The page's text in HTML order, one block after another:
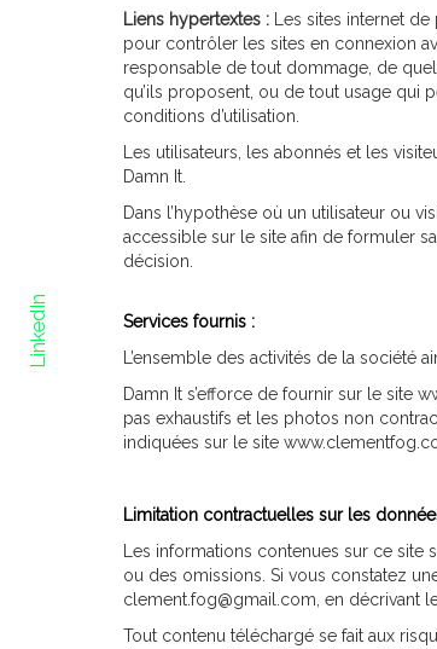
LinkedIn
Liens hypertextes : Les sites internet
pour contrôler les sites en connexion
responsable de tout dommage, de
qu’ils proposent, ou de tout usage qui
conditions d’utilisation.
Les utilisateurs, les abonnés et les
Damn It.
Dans l’hypothèse où un utilisateur ou
accessible sur le site afin de formuler
décision.
Services fournis :
L’ensemble des activités de la société
Damn It s’efforce de fournir sur le site
pas exhaustifs et les photos non
indiquées sur le site
Limitation contractuelles sur les
Les informations contenues sur ce
ou des omissions. Si vous constatez
clement.fog@gmail.com, en décrivant
Tout contenu téléchargé se fait aux